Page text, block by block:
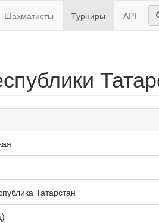
Шахматисты Турниры API
Татарстан